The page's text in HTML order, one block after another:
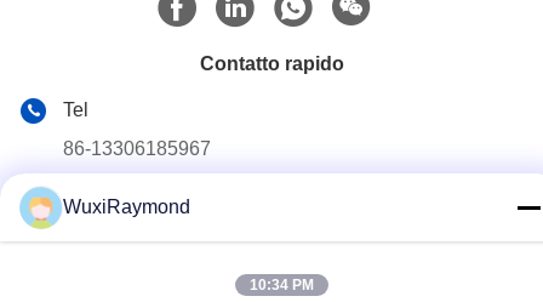
Contatto rapido
Tel
86-13306185967
E-mail
WuxiRaymond
10:34 PM